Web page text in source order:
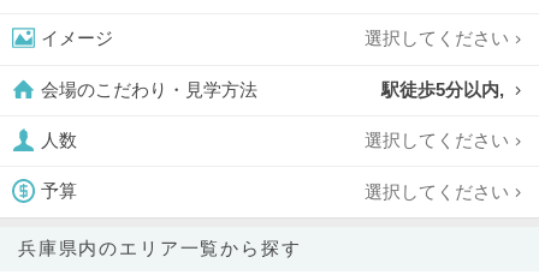
イメージ 選択してください
会場のこだわり・見学方法 駅徒歩5分以内,
人数 選択してください
予算 選択してください
兵庫県内のエリア一覧から探す